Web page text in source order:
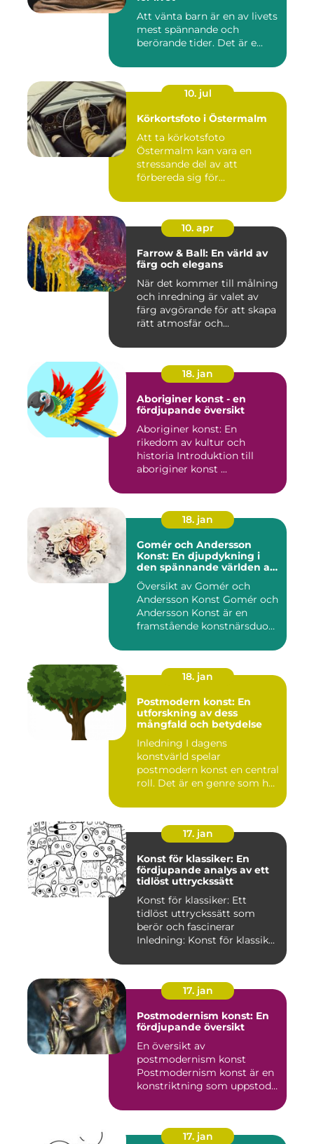
Att vänta barn är en av livets
mest spännande och
berörande tider. Det är e...
10. jul
Körkortsfoto i Östermalm
Att ta körkotsfoto
Östermalm kan vara en
stressande del av att
förbereda sig för...
10. apr
Farrow & Ball: En värld av
färg och elegans
När det kommer till målning
och inredning är valet av
färg avgörande för att skapa
rätt atmosfär och...
18. jan
Aboriginer konst - en
fördjupande översikt
Aboriginer konst: En
rikedom av kultur och
historia Introduktion till
aboriginer konst ...
18. jan
Gomér och Andersson
Konst: En djupdykning i
den spännande världen av
konst
Översikt av Gomér och
Andersson Konst Gomér och
Andersson Konst är en
framstående konstnärsduo
18. jan
Postmodern konst: En
utforskning av dess
mångfald och betydelse
Inledning I dagens
konstvärld spelar
postmodern konst en central
roll. Det är en genre som har
17. jan
Konst för klassiker: En
fördjupande analys av ett
tidlöst uttryckssätt
Konst för klassiker: Ett
tidlöst uttryckssätt som
berör och fascinerar
Inledning: Konst för klassik...
17. jan
Postmodernism konst: En
fördjupande översikt
En översikt av
postmodernism konst
Postmodernism konst är en
konstriktning som uppstod
17. jan